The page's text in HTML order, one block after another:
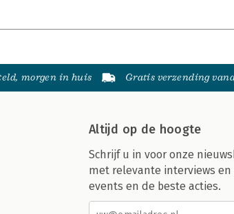
morgen in huis Gratis verzending
Altijd op de hoogte
Schrijf u in voor onze
met relevante interviews
events en de beste acties.